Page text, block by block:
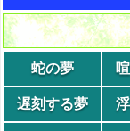
蛇の夢
遅刻する夢